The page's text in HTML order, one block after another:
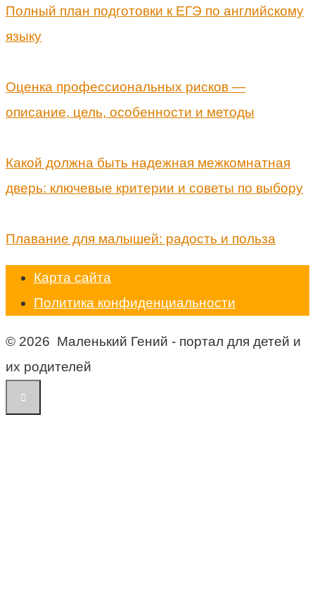
Полный план подготовки к ЕГЭ по английскому
языку
Оценка профессиональных рисков —
описание, цель, особенности и методы
Какой должна быть надежная межкомнатная
дверь: ключевые критерии и советы по выбору
Плавание для малышей: радость и польза
Карта сайта
Политика конфиденциальности
© 2026 Маленький Гений - портал для детей и
их родителей